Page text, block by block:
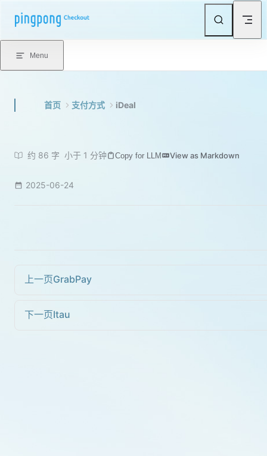
Skip to content
Menu
首页 支付方式 iDeal
约 86 字 小于 1 分钟 Copy for LLM View as Markdown
2025-06-24
上一页GrabPay
下一页Itau